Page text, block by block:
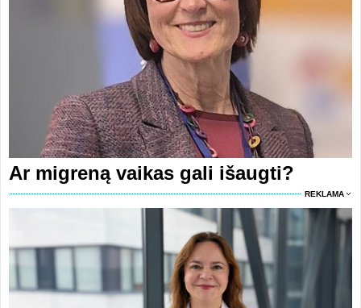
Ar migreną vaikas gali išaugti?
REKLAMA